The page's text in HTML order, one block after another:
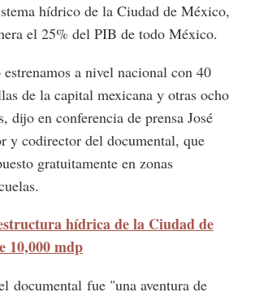
hídrico de la Ciudad de México,
el 25% del PIB de todo México.
a nivel nacional con 40
de la capital mexicana y otras ocho
dijo en conferencia de prensa José
y codirector del documental, que
gratuitamente en zonas
hídrica de la Ciudad de
10,000 mdp
documental fue "una aventura de